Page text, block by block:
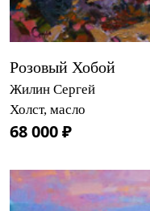
Розовый Хобой
Жилин Сергей
Холст, масло
68 000 ₽